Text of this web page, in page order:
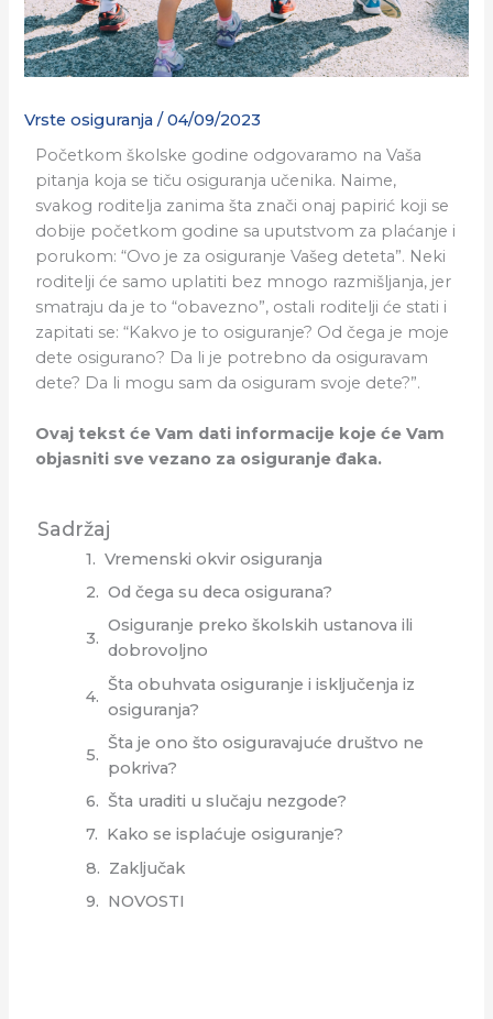
Vrste osiguranja /04/09/2023
Početkom školske godine odgovaramo na Vaša
pitanja koja se tiču osiguranja učenika. Naime,
svakog roditelja zanima šta znači onaj papirić koji se
dobije početkom godine sa uputstvom za plaćanje i
porukom: “Ovo je za osiguranje Vašeg deteta”. Neki
roditelji će samo uplatiti bez mnogo razmišljanja, jer
smatraju da je to “obavezno”, ostali roditelji će stati i
zapitati se: “Kakvo je to osiguranje? Od čega je moje
dete osigurano? Da li je potrebno da osiguravam
dete? Da li mogu sam da osiguram svoje dete?”.
Ovaj tekst će Vam dati informacije koje će Vam
objasniti sve vezano za osiguranje đaka.
Sadržaj
Vremenski okvir osiguranja
Od čega su deca osigurana?
Osiguranje preko školskih ustanova ili
dobrovoljno
Šta obuhvata osiguranje i isključenja iz
osiguranja?
Šta je ono što osiguravajuće društvo ne
pokriva?
Šta uraditi u slučaju nezgode?
Kako se isplaćuje osiguranje?
Zaključak
NOVOSTI